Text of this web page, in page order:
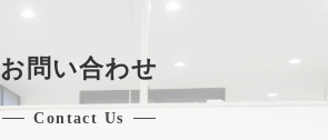
お問い合わせ
Contact Us